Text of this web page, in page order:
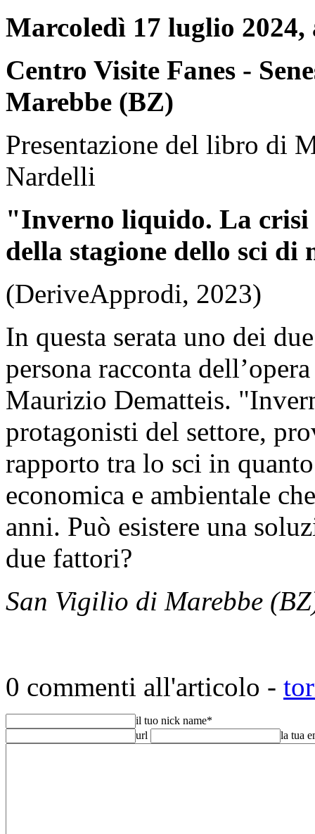
Marcoledì 17 luglio 2024,
Centro Visite Fanes -
Marebbe (BZ)
Presentazione del libro di
Nardelli
"Inverno liquido. La crisi
della stagione dello sci di
(DeriveApprodi, 2023)
In questa serata uno dei
persona racconta
Maurizio Dematteis.
protagonisti del settore,
rapporto tra lo sci in
economica e ambientale
anni. Può esistere una
due fattori?
San Vigilio di Marebbe
0 commenti all'articolo -
il tuo nick name*
url
la tua